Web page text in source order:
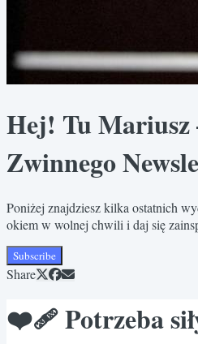
Hej! Tu Mariusz
Zwinnego
Poniżej znajdziesz kilka ostatnich
okiem w wolnej chwili i daj się
Subscribe
Share
❤️‍🩹 Potrzeba